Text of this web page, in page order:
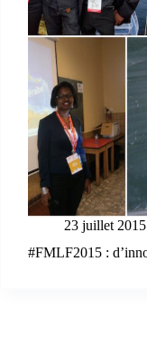
23 juillet 2015
#FMLF2015 :